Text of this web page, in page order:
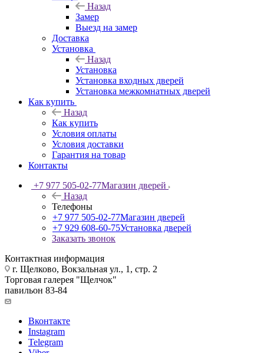
Назад
Замер
Выезд на замер
Доставка
Установка
Назад
Установка
Установка входных дверей
Установка межкомнатных дверей
Как купить
Назад
Как купить
Условия оплаты
Условия доставки
Гарантия на товар
Контакты
+7 977 505-02-77Магазин дверей
Назад
Телефоны
+7 977 505-02-77Магазин дверей
+7 929 608-60-75Установка дверей
Заказать звонок
Контактная информация
г. Щелково, Вокзальная ул., 1, стр. 2
Торговая галерея "Щелчок"
павильон 83-84
Вконтакте
Instagram
Telegram